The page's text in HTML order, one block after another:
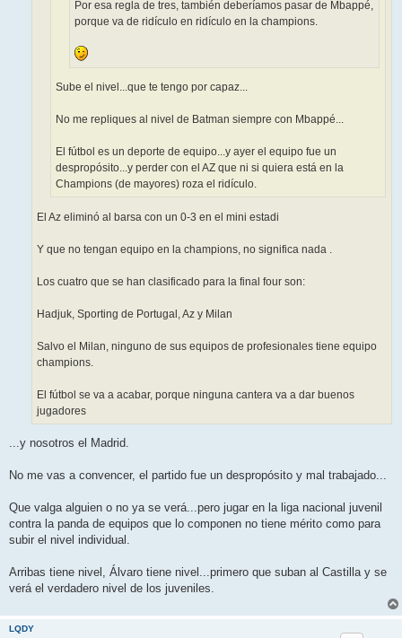
Por esa regla de tres, también deberíamos pasar de Mbappé,
porque va de ridículo en ridículo en la champions.
Sube el nivel...que te tengo por capaz...
No me repliques al nivel de Batman siempre con Mbappé...
El fútbol es un deporte de equipo...y ayer el equipo fue un
despropósito...y perder con el AZ que ni si quiera está en la
Champions (de mayores) roza el ridículo.
El Az eliminó al barsa con un 0-3 en el mini estadi
Y que no tengan equipo en la champions, no significa nada .
Los cuatro que se han clasificado para la final four son:
Hadjuk, Sporting de Portugal, Az y Milan
Salvo el Milan, ninguno de sus equipos de profesionales tiene equipo
champions.
El fútbol se va a acabar, porque ninguna cantera va a dar buenos
jugadores
...y nosotros el Madrid.
No me vas a convencer, el partido fue un despropósito y mal trabajado...
Que valga alguien o no ya se verá...pero jugar en la liga nacional juvenil
contra la panda de equipos que lo componen no tiene mérito como para
subir el nivel individual.
Arribas tiene nivel, Álvaro tiene nivel...primero que suban al Castilla y se
verá el verdadero nivel de los juveniles.
LQDY